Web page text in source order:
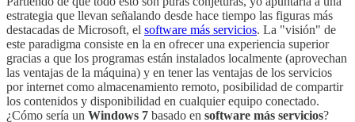
estrategia que llevan señalando desde hace tiempo las figuras más
destacadas de Microsoft, el software más servicios. La "visión" de
este paradigma consiste en la en ofrecer una experiencia superior
gracias a que los programas están instalados localmente (aprovechan
las ventajas de la máquina) y en tener las ventajas de los servicios
por internet como almacenamiento remoto, posibilidad de compartir
los contenidos y disponibilidad en cualquier equipo conectado.
¿Cómo sería un Windows 7 basado en software más servicios?